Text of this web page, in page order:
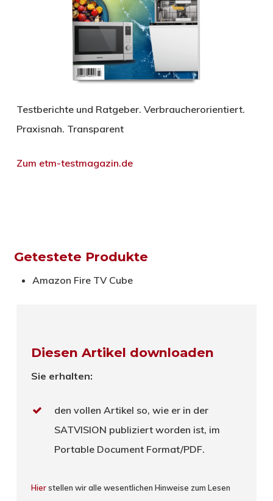
Testberichte und Ratgeber. Verbraucherorientiert.
Praxisnah. Transparent
Zum etm-testmagazin.de
Getestete Produkte
Amazon Fire TV Cube
Diesen Artikel downloaden
Sie erhalten:
den vollen Artikel so, wie er in der
SATVISION publiziert worden ist, im
Portable Document Format/PDF.
Hierstellen wir alle wesentlichen Hinweise zum Lesen